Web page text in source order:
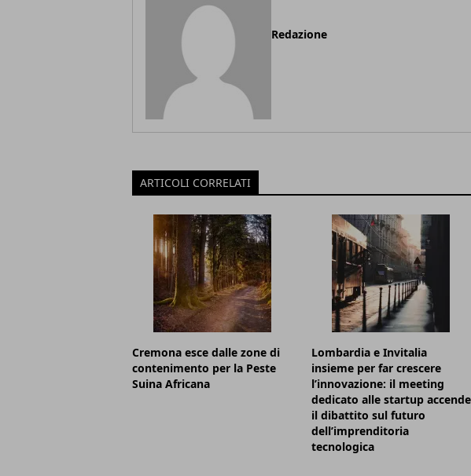
Redazione
ARTICOLI CORRELATI
Cremona esce dalle zone di
contenimento per la Peste
Suina Africana
Lombardia e Invitalia
insieme per far crescere
l’innovazione: il meeting
dedicato alle startup accende
il dibattito sul futuro
dell’imprenditoria
tecnologica